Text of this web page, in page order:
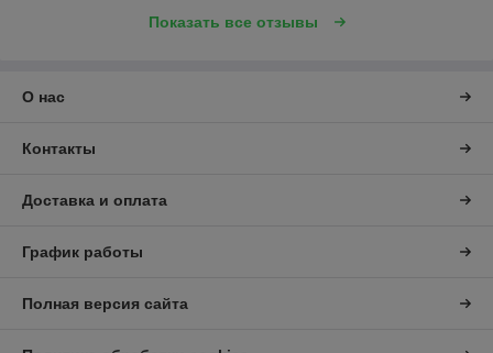
Показать все отзывы
О нас
Контакты
Доставка и оплата
График работы
Полная версия сайта